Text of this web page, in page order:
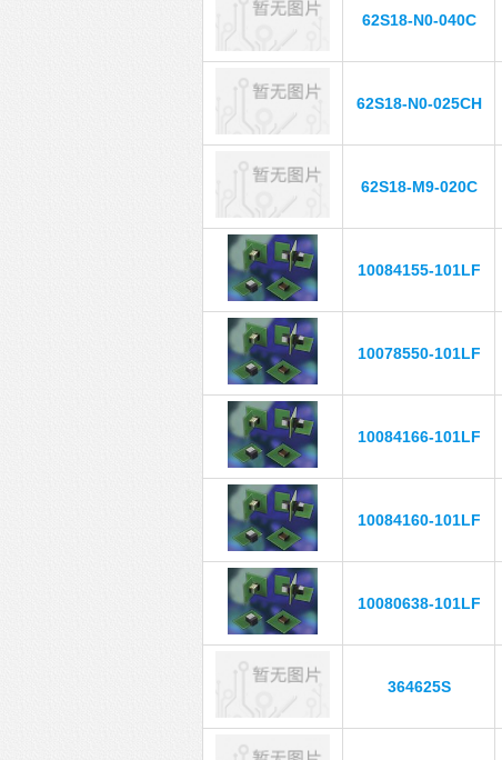
62S18-N0-040C
62S18-N0-025CH
62S18-M9-020C
10084155-101LF
10078550-101LF
10084166-101LF
10084160-101LF
10080638-101LF
364625S